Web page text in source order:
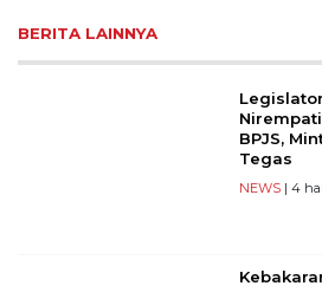
BERITA LAINNYA
BPJS,
Tegas
NEWS| 4